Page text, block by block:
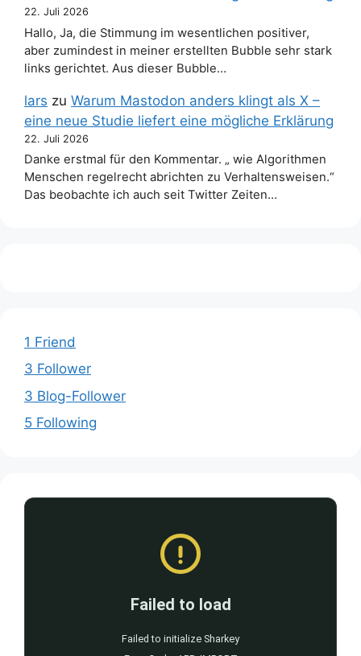
22. Juli 2026
Hallo, Ja, die Stimmung im wesentlichen positiver,
aber zumindest in meiner erstellten Bubble sehr stark
links gerichtet. Aus dieser Bubble…
lars zu Warum Mastodon anders klingt als X –
eine neue Studie liefert eine mögliche Erklärung
22. Juli 2026
Danke erstmal für den Kommentar. „ wie Algorithmen
Menschen regelrecht abrichten zu Verhaltensweisen.“
Das beobachte ich auch seit Twitter Zeiten…
1 Friend
3 Follower
3 Blog-Follower
5 Following